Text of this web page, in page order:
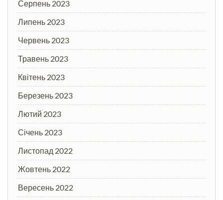
Серпень 2023
Липень 2023
Червень 2023
Травень 2023
Квітень 2023
Березень 2023
Лютий 2023
Січень 2023
Листопад 2022
Жовтень 2022
Вересень 2022